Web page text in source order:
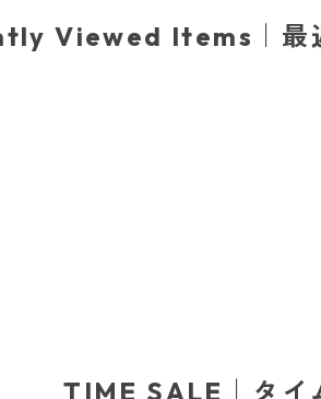
Viewed Items｜最
TIME SALE｜タイ